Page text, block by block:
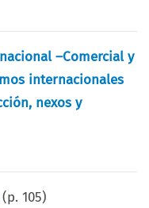
–Comercial y
internacionales
nexos y
(p.105)